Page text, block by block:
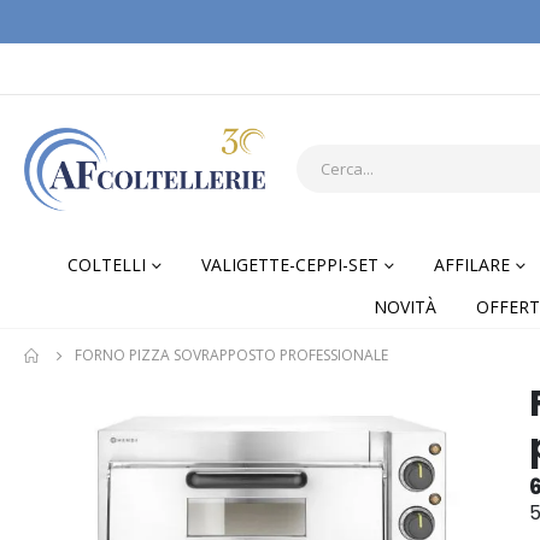
COLTELLI VALIGETTE-CEPPI-SET AFFILARE
NOVITÀ
FORNO PIZZA SOVRAPPOSTO PROFESSIONALE
Skip